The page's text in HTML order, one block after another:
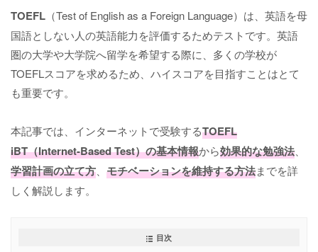
TOEFL （Test of English as a Foreign Language）は、英語を母
国語としない人の英語能力を評価するためテストです。英語
圏の大学や大学院へ留学を希望する際に、多くの学校が
TOEFLスコアを求めるため、ハイスコアを目指すことはとて
も重要です。
本記事では、インターネットで受験するTOEFL
iBT（Internet-Based Test）の基本情報から効果的な勉強法、
学習計画の立て方、 モチベーションを維持する方法までを詳
しく解説します。
目次